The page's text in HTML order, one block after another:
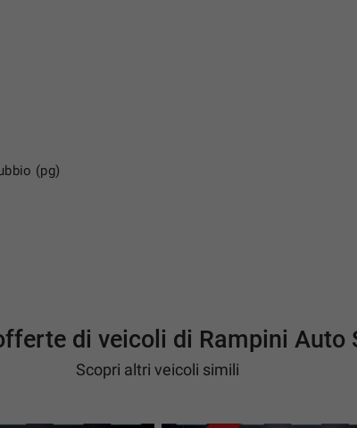
(pg)
di veicoli di Rampini Auto
Scopri altri veicoli simili